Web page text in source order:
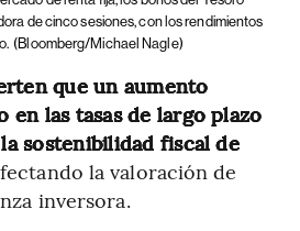
de cinco sesiones, con los rendimientos
(Bloomberg/Michael Nagle)
que un aumento
en las tasas de largo plazo
sostenibilidad fiscal de
la valoración de
inversora.